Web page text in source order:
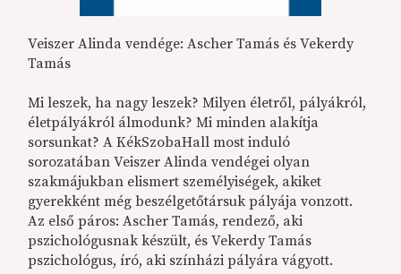
Veiszer Alinda vendége: Ascher Tamás és Vekerdy
Tamás
Mi leszek, ha nagy leszek? Milyen életről, pályákról,
életpályákról álmodunk? Mi minden alakítja
sorsunkat? A KékSzobaHall most induló
sorozatában Veiszer Alinda vendégei olyan
szakmájukban elismert személyiségek, akiket
gyerekként még beszélgetőtársuk pályája vonzott.
Az első páros: Ascher Tamás, rendező, aki
pszichológusnak készült, és Vekerdy Tamás
pszichológus, író, aki színházi pályára vágyott.